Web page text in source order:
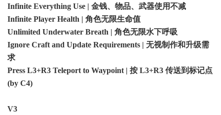
Infinite Everything Use | 金钱、物品、武器使用不减
Infinite Player Health | 角色无限生命值
Unlimited Underwater Breath | 角色无限水下呼吸
Ignore Craft and Update Requirements | 无视制作和升级需
求
Press L3+R3 Teleport to Waypoint | 按 L3+R3 传送到标记点
(by C4)
V3